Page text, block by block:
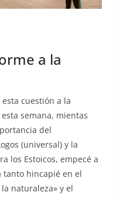
a la
cuestión a la
semana, mientas
del
(universal) y la
los Estoicos, empecé a
tanto hincapié en el
naturaleza» y el